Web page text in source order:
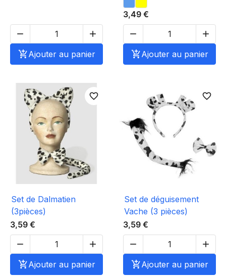


Ajouter au panier
3,49 €


Ajouter au panier
favorite_border
Set de Dalmatien
(3pièces)
3,59 €


Ajouter au panier
favorite_border
Set de déguisement
Vache (3 pièces)
3,59 €


Ajouter au panier